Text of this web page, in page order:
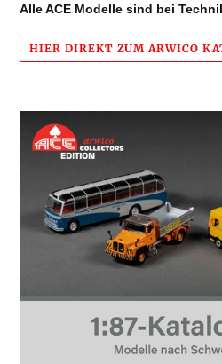
Alle ACE Modelle sind bei
HIER DIREKT ZUM ARWICO